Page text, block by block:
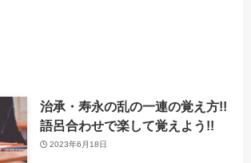
治承・寿永の乱の一連の覚え方!!
語呂合わせで楽して覚えよう!!
2023年6月18日